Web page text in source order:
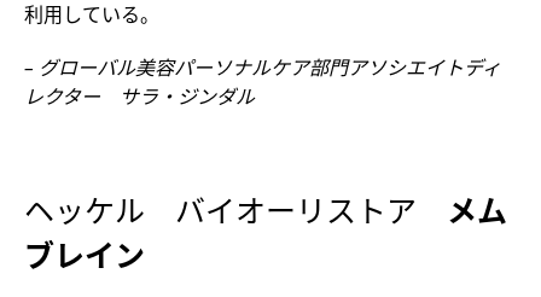
利用している。
– グローバル美容パーソナルケア部門アソシエイトディ
レクター サラ・ジンダル
ヘッケル バイオーリストア メム
ブレイン